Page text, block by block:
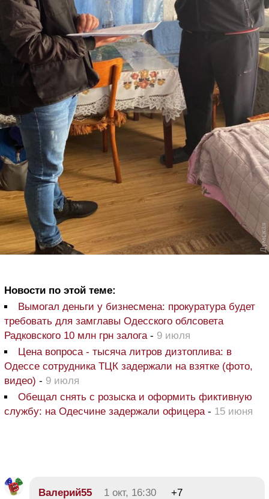
Новости по этой теме:
Вымогал деньги у бизнесмена: прокуратура будет
требовать для замглавы Одесского облсовета
Радковского 10 млн грн залога- 9 июля
Цена вопроса - тысяча литров дизтоплива: в
Одессе сотрудника ТЦК задержали на взятке (фото,
видео) - 9 июля
Обещал снять с розыска и оформить фиктивную
службу: на Одесчине задержали офицера - 15 июня
Валерий55 1 окт, 16:30
+7